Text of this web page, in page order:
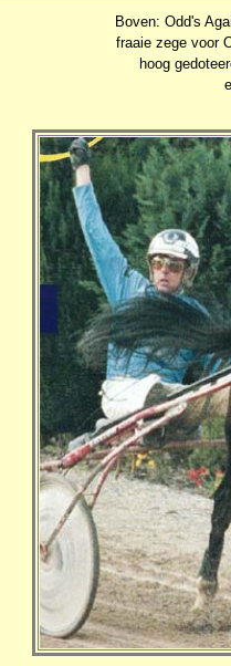
Boven: Odd's
fraaie zege voor
hoog